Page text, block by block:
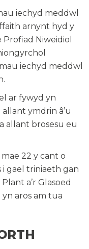
iechyd meddwl
arnynt hyd y
Niweidiol
iechyd meddwl
ar fywyd yn
ymdrin â’u
allant brosesu eu
22 y cant o
i gael triniaeth gan
a’r Glasoed
yn aros am tua